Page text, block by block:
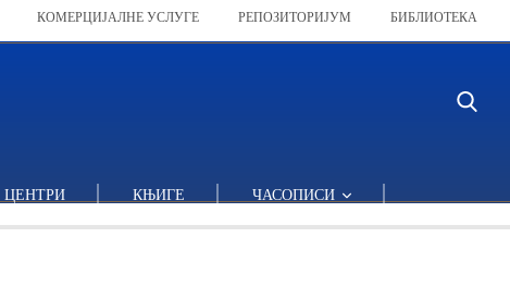
КОМЕРЦИЈАЛНЕ УСЛУГЕ РЕПОЗИТОРИЈУМ БИБЛИОТЕКА
ЦЕНТРИ КЊИГЕ ЧАСОПИСИ